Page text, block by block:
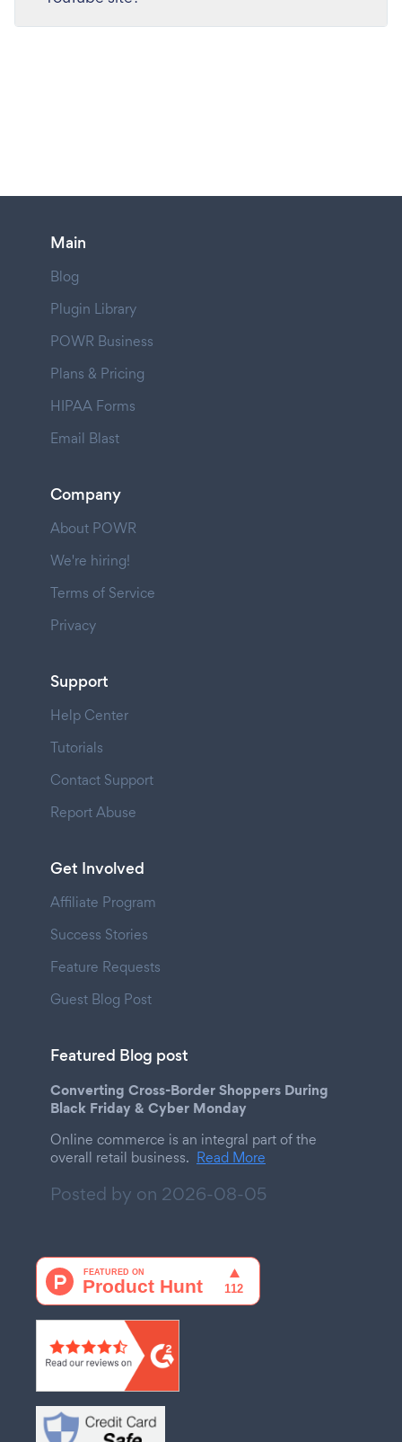
Main
Blog
Plugin Library
POWR Business
Plans & Pricing
HIPAA Forms
Email Blast
Company
About POWR
We're hiring!
Terms of Service
Privacy
Support
Help Center
Tutorials
Contact Support
Report Abuse
Get Involved
Affiliate Program
Success Stories
Feature Requests
Guest Blog Post
Featured Blog post
Converting Cross-Border Shoppers During
Black Friday & Cyber Monday
Online commerce is an integral part of the
overall retail business. Read More
Posted by on 2026-08-05